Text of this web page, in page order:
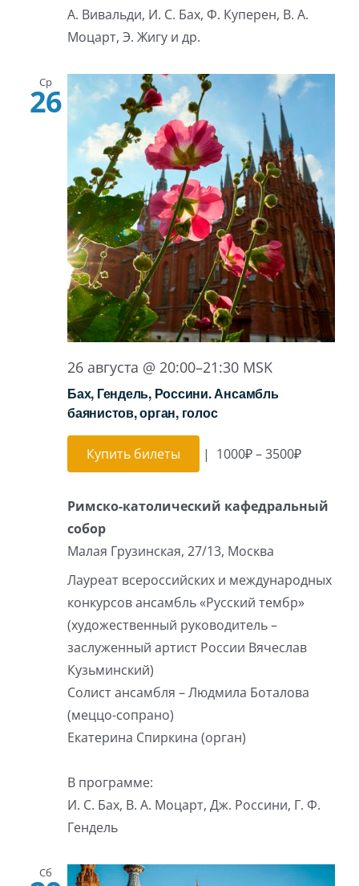
А. Вивальди, И. С. Бах, Ф. Куперен, В. А.
Моцарт, Э. Жигу и др.
Ср
26
26 августа @ 20:00–21:30 MSK
Бах, Гендель, Россини. Ансамбль
баянистов, орган, голос
Купить билеты | 1000₽ – 3500₽
Римско-католический кафедральный
собор
Малая Грузинская, 27/13, Москва
Лауреат всероссийских и международных
конкурсов ансамбль «Русский тембр»
(художественный руководитель –
заслуженный артист России Вячеслав
Кузьминский)
Солист ансамбля – Людмила Боталова
(меццо-сопрано)
Екатерина Спиркина (орган)
В программе:
И. С. Бах, В. А. Моцарт, Дж. Россини, Г. Ф.
Гендель
Сб